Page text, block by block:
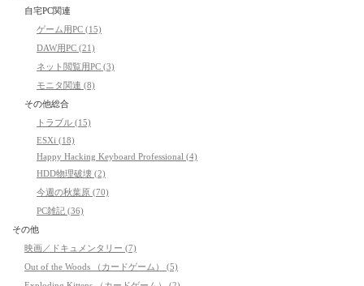
自宅PC関連
ゲーム用PC (15)
DAW用PC (21)
ネット閲覧用PC (3)
モニタ関連 (8)
その他総合
トラブル (15)
ESXi (18)
Happy Hacking Keyboard Professional (4)
HDD物理破壊 (2)
今週の秋葉原 (70)
PC雑記 (36)
その他
映画／ドキュメンタリー (7)
Out of the Woods （カードゲーム） (5)